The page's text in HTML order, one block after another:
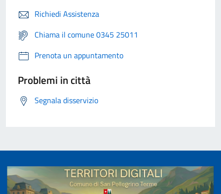
Richiedi Assistenza
Chiama il comune 0345 25011
Prenota un appuntamento
Problemi in città
Segnala disservizio